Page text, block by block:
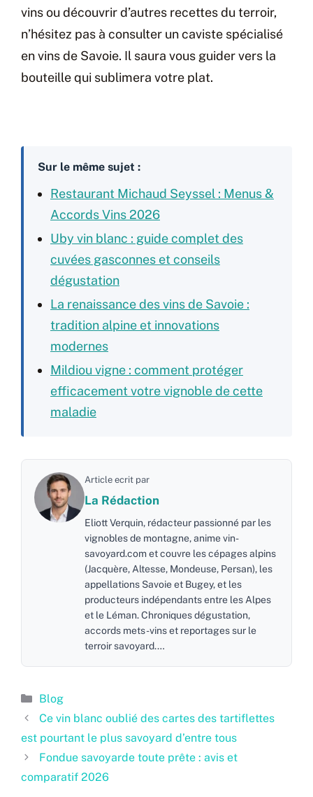
vins ou découvrir d’autres recettes du terroir,
n’hésitez pas à consulter un caviste spécialisé
en vins de Savoie. Il saura vous guider vers la
bouteille qui sublimera votre plat.
Sur le même sujet :
Restaurant Michaud Seyssel : Menus &
Accords Vins 2026
Uby vin blanc : guide complet des
cuvées gasconnes et conseils
dégustation
La renaissance des vins de Savoie :
tradition alpine et innovations
modernes
Mildiou vigne : comment protéger
efficacement votre vignoble de cette
maladie
Article ecrit par
La Rédaction
Eliott Verquin, rédacteur passionné par les
vignobles de montagne, anime vin-
savoyard.com et couvre les cépages alpins
(Jacquère, Altesse, Mondeuse, Persan), les
appellations Savoie et Bugey, et les
producteurs indépendants entre les Alpes
et le Léman. Chroniques dégustation,
accords mets-vins et reportages sur le
terroir savoyard.…
Catégories
Blog
Ce vin blanc oublié des cartes des tartiflettes
est pourtant le plus savoyard d’entre tous
Fondue savoyarde toute prête : avis et
comparatif 2026